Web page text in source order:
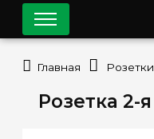
Розетка 2-
Главная